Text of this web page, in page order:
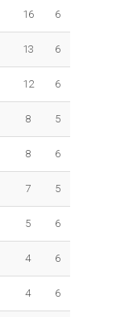
16 6
13 6
12 6
8 5
8 6
7 5
5 6
4 6
4 6